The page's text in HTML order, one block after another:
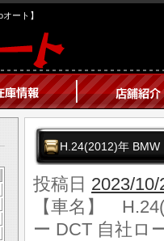
ート】
H.24(2012)年 BMW
投稿日 2023/10/
【車名】
ー DCT 自社ロ